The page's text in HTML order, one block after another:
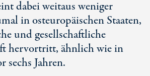
dabei weitaus weniger
in osteuropäischen Staaten,
und gesellschaftliche
hervortritt, ähnlich wie in
sechs Jahren.